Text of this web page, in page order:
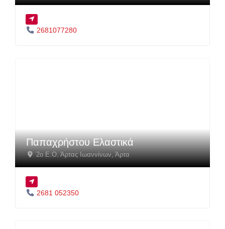
2681077280
Παπαχρήστου Ελαστικά
2o Ε.Ο. Άρτας Ιωαννίνων,Άρτα
2681 052350